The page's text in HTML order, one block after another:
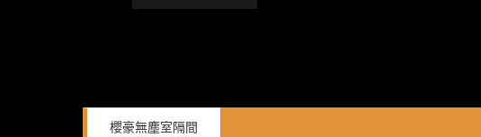
櫻豪無塵室隔間